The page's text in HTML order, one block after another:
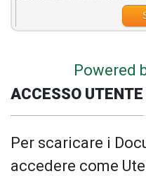
Powered
ACCESSO UTENTE
Per scaricare i
accedere come